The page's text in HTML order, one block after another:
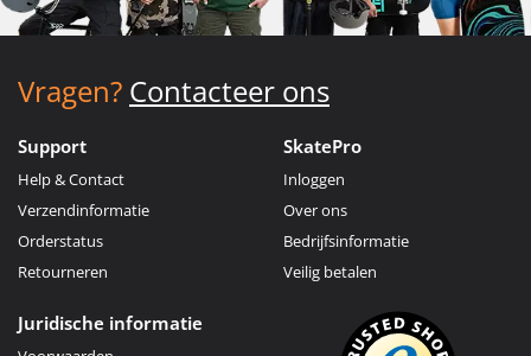
Vragen? Contacteer ons
Support
Help & Contact
Verzendinformatie
Orderstatus
Retourneren
SkatePro
Inloggen
Over ons
Bedrijfsinformatie
Veilig betalen
Juridische informatie